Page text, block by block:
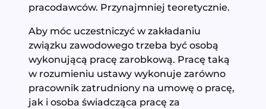
pracodawców. Przynajmniej teoretycznie.
Aby móc uczestniczyć w zakładaniu
związku zawodowego trzeba być osobą
wykonującą pracę zarobkową. Pracę taką
w rozumieniu ustawy wykonuje zarówno
pracownik zatrudniony na umowę o pracę,
jak i osoba świadcząca pracę za